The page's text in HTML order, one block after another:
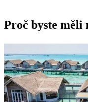
Proč byste